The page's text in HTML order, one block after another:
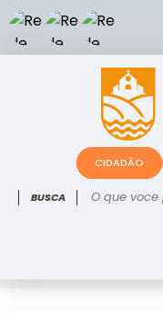
O que voce procura?
CIDADÃO